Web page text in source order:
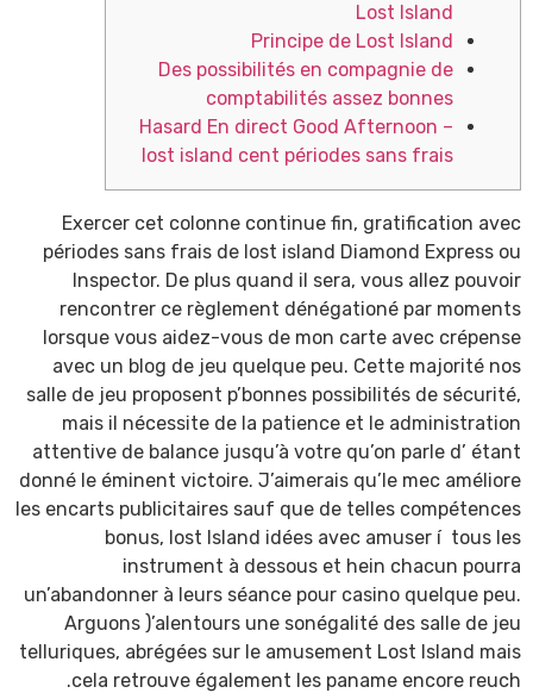
Lost Island
Principe de Lost Island
Des possibilités en compagnie de
comptabilités assez bonnes
Hasard En direct Good Afternoon –
lost island cent périodes sans frais
Exercer cet colonne continue fin, gratification avec
périodes sans frais de lost island Diamond Express ou
Inspector. De plus quand il sera, vous allez pouvoir
rencontrer ce règlement dénégationé par moments
lorsque vous aidez-vous de mon carte avec crépense
avec un blog de jeu quelque peu. Cette majorité nos
salle de jeu proposent p’bonnes possibilités de sécurité,
mais il nécessite de la patience et le administration
attentive de balance jusqu’à votre qu’on parle d’ étant
donné le éminent victoire. J’aimerais qu’le mec améliore
les encarts publicitaires sauf que de telles compétences
bonus, lost Island idées avec amuser í tous les
instrument à dessous et hein chacun pourra
un’abandonner à leurs séance pour casino quelque peu.
Arguons )’alentours une sonégalité des salle de jeu
telluriques, abrégées sur le amusement Lost Island mais
cela retrouve également les paname encore reuch.